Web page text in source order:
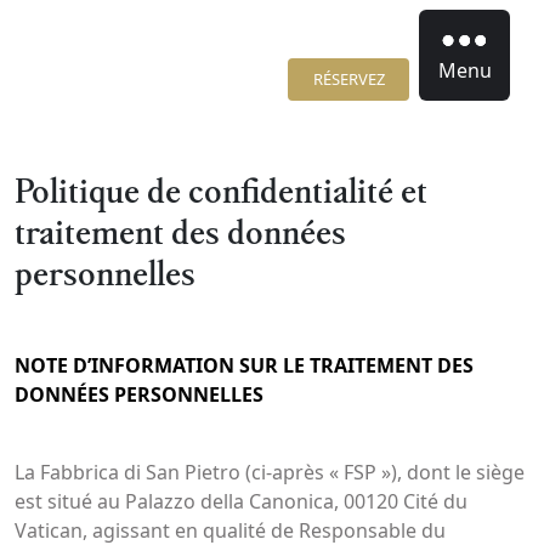
RÉSERVEZ Menu
Politique de confidentialité et
traitement des données
personnelles
NOTE D’INFORMATION SUR LE TRAITEMENT DES
DONNÉES PERSONNELLES
La Fabbrica di San Pietro (ci-après « FSP »), dont le siège
est situé au Palazzo della Canonica, 00120 Cité du
Vatican, agissant en qualité de Responsable du